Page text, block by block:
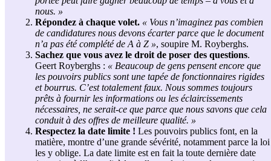
nous. »
Répondez à chaque volet. « Vous n’imaginez pas combien
de candidatures nous devons écarter parce que le document
n’a pas été complété de A à Z », soupire M. Royberghs.
Sachez que vous avez le droit de poser des questions.
Geert Royberghs : « Beaucoup de gens pensent encore que
les pouvoirs publics sont une tapée de fonctionnaires rigides
et bourrus. C’est totalement faux. Nous sommes toujours
prêts à fournir les informations ou les éclaircissements
nécessaires, ne serait-ce que parce que nous savons que cela
conduit à des offres de meilleure qualité. »
Respectez la date limite ! Les pouvoirs publics font, en la
matière, montre d’une grande sévérité, notamment parce la loi
les y oblige. La date limite est en fait la toute dernière date